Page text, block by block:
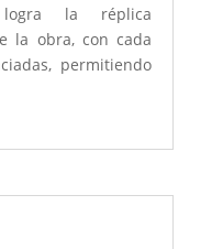
la réplica
la obra, con cada
permitiendo